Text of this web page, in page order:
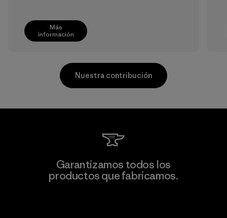
Más
información
Formosa Textil
Factory
Nuestra contribución
Garantizamos todos los
productos que fabricamos.